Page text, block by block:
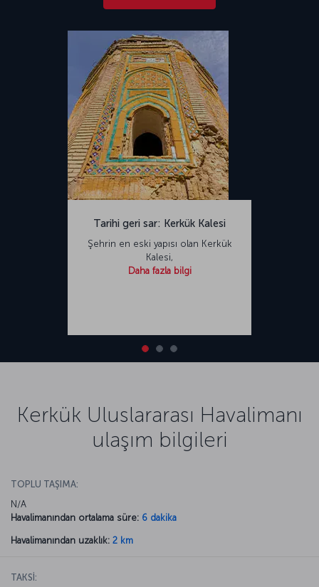
Tarihi geri sar: Kerkük Kalesi
Şehrin en eski yapısı olan Kerkük
Kalesi,
Daha fazla bilgi
Kerkük Uluslararası Havalimanı
ulaşım bilgileri
TOPLU TAŞIMA:
N/A
Havalimanından ortalama süre: 6 dakika
Havalimanından uzaklık: 2 km
TAKSİ: